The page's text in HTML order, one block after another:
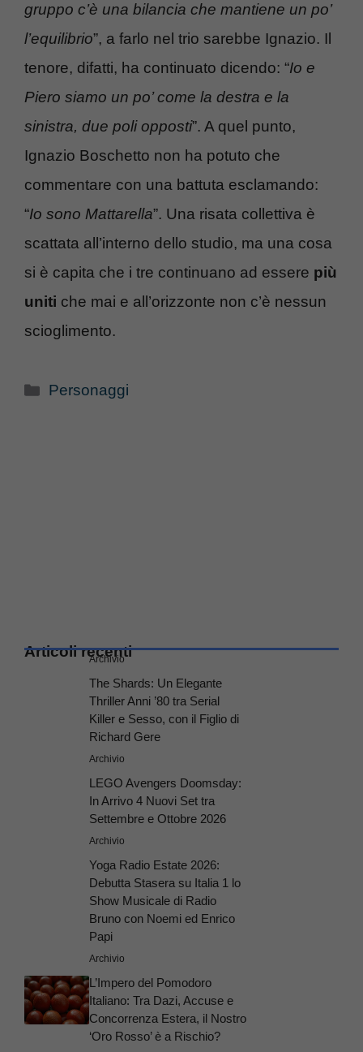
gruppo c’è una bilancia che mantiene un po’
l’equilibrio”, a farlo nel trio sarebbe Ignazio. Il
tenore, difatti, ha continuato dicendo: “Io e
Piero siamo un po’ come la destra e la
sinistra, due poli opposti”. A quel punto,
Ignazio Boschetto non ha potuto che
commentare con una battuta esclamando:
“Io sono Mattarella”. Una risata collettiva è
scattata all’interno dello studio, ma una cosa
si è capita che i tre continuano ad essere più
uniti che mai e all’orizzonte non c’è nessun
scioglimento.
Categorie
Personaggi
Articoli recenti
Archivio
The Shards: Un Elegante
Thriller Anni ’80 tra Serial
Killer e Sesso, con il Figlio di
Richard Gere
Archivio
LEGO Avengers Doomsday:
In Arrivo 4 Nuovi Set tra
Settembre e Ottobre 2026
Archivio
Yoga Radio Estate 2026:
Debutta Stasera su Italia 1 lo
Show Musicale di Radio
Bruno con Noemi ed Enrico
Papi
Archivio
L’Impero del Pomodoro
Italiano: Tra Dazi, Accuse e
Concorrenza Estera, il Nostro
‘Oro Rosso’ è a Rischio?